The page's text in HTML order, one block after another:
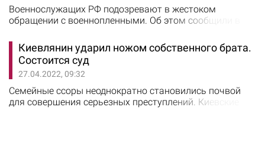
Военнослужащих РФ подозревают в жестоком
обращении с военнопленными. Об этом сообщили в
руководстве Броварской окружной прокуратуры
Киевской области заочно уведомлено о подозрении
капитана и майора мотострелковой роты 15-й бригады
2-й гвардейской общевойсковой армии Центрального
военного округа ВС РФ в жестоком обращении с
военнопленными.…
Киевлянин ударил ножом собственного брата.
Состоится суд
27.04.2022, 09:32
Семейные ссоры неоднократно становились почвой
для совершения серьезных преступлений. Киевские